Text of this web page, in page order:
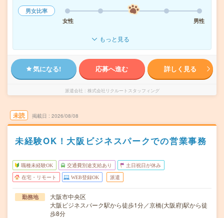
男女比率
女性
男性
もっと見る
気になる! 応募へ進む 詳しく見る
派遣会社 株式会社リクルートスタッフィング
未読 掲載日 2026/08/08
未経験OK！大阪ビジネスパークでの営業事務
職種未経験OK 交通費別途支給あり 土日祝日が休み
在宅・リモート WEB登録OK 派遣
勤務地
大阪市中央区
大阪ビジネスパーク駅から徒歩1分／京橋(大阪府)駅から徒
歩8分